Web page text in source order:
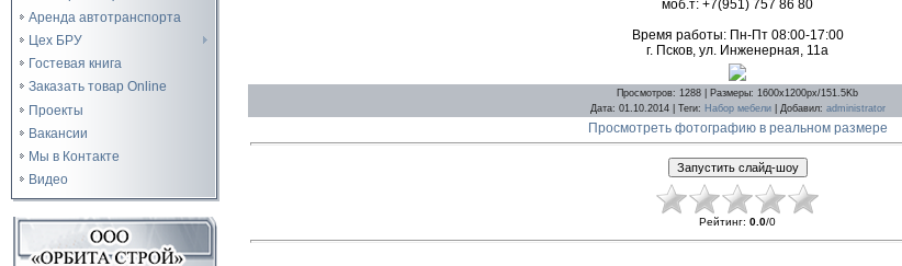
Аренда автотранспорта
Цех БРУ
Гостевая книга
Заказать товар Online
Проекты
Вакансии
Мы в Контакте
Видео
моб.т: +7(951) 757 86 80
Время работы: Пн-Пт 08:00-17:00
г. Псков, ул. Инженерная, 11а
Просмотров: 1288 | Размеры: 1600x1200px/151.5Kb
Дата: 01.10.2014 | Теги: Набор мебели| Добавил: administrator
Просмотреть фотографию в реальном размере
Рейтинг: 0.0/0